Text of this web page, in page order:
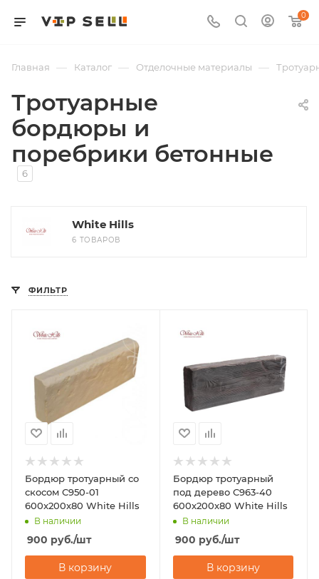
0
Главная — Каталог — Отделочные материалы —
Тротуарные
бордюры и
поребрики бетонные
6
White Hills
6 ТОВАРОВ
ФИЛЬТР
Бордюр тротуарный со
скосом С950-01
600x200x80 White Hills
В наличии
900 руб./шт
В корзину
Бордюр тротуарный
под дерево С963-40
600x200x80 White Hills
В наличии
900 руб./шт
В корзину